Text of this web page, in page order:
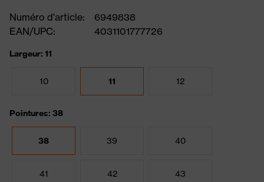
Numéro d'article:
6949838
EAN/UPC:
4031101777726
Largeur: 11
10 11 12
Pointures: 38
38 39 40
41 42 43